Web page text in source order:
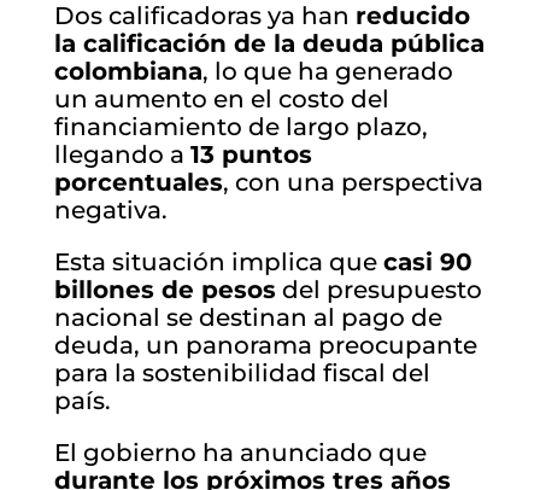
Dos calificadoras ya han reducido
la calificación de la deuda pública
colombiana, lo que ha generado
un aumento en el costo del
financiamiento de largo plazo,
llegando a 13 puntos
porcentuales, con una perspectiva
negativa.
Esta situación implica que casi 90
billones de pesosdel presupuesto
nacional se destinan al pago de
deuda, un panorama preocupante
para la sostenibilidad fiscal del
país.
El gobierno ha anunciado que
durante los próximos tres años